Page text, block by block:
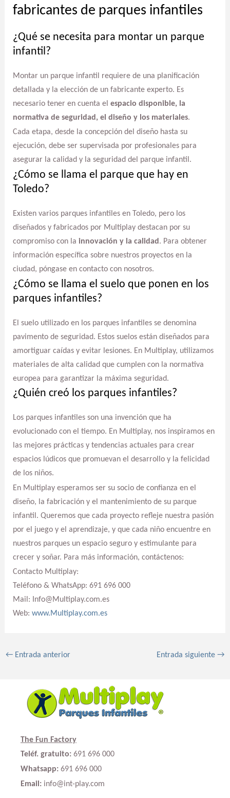
fabricantes de parques infantiles
¿Qué se necesita para montar un parque
infantil?
Montar un parque infantil requiere de una planificación
detallada y la elección de un fabricante experto. Es
necesario tener en cuenta el espacio disponible, la
normativa de seguridad, el diseño y los materiales.
Cada etapa, desde la concepción del diseño hasta su
ejecución, debe ser supervisada por profesionales para
asegurar la calidad y la seguridad del parque infantil.
¿Cómo se llama el parque que hay en
Toledo?
Existen varios parques infantiles en Toledo, pero los
diseñados y fabricados por Multiplay destacan por su
compromiso con la innovación y la calidad . Para obtener
información específica sobre nuestros proyectos en la
ciudad, póngase en contacto con nosotros.
¿Cómo se llama el suelo que ponen en los
parques infantiles?
El suelo utilizado en los parques infantiles se denomina
pavimento de seguridad. Estos suelos están diseñados para
amortiguar caídas y evitar lesiones. En Multiplay, utilizamos
materiales de alta calidad que cumplen con la normativa
europea para garantizar la máxima seguridad.
¿Quién creó los parques infantiles?
Los parques infantiles son una invención que ha
evolucionado con el tiempo. En Multiplay, nos inspiramos en
las mejores prácticas y tendencias actuales para crear
espacios lúdicos que promuevan el desarrollo y la felicidad
de los niños.
En Multiplay esperamos ser su socio de confianza en el
diseño, la fabricación y el mantenimiento de su parque
infantil. Queremos que cada proyecto refleje nuestra pasión
por el juego y el aprendizaje, y que cada niño encuentre en
nuestros parques un espacio seguro y estimulante para
crecer y soñar. Para más información, contáctenos:
Contacto Multiplay:
Teléfono & WhatsApp: 691 696 000
Mail: Info@Multiplay.com.es
Web: www.Multiplay.com.es
←Entrada anterior Entrada siguiente→
The Fun Factory
Teléf. gratuito: 691 696 000
Whatsapp: 691 696 000
Email: info@int-play.com